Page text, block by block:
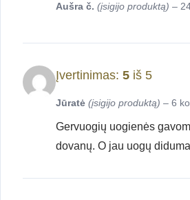
Aušra č. (įsigijo produktą) –
Įvertinimas: 5 iš 5
Jūratė (įsigijo produktą) – 6
Gervuogių uogienės
dovanų. O jau uogų